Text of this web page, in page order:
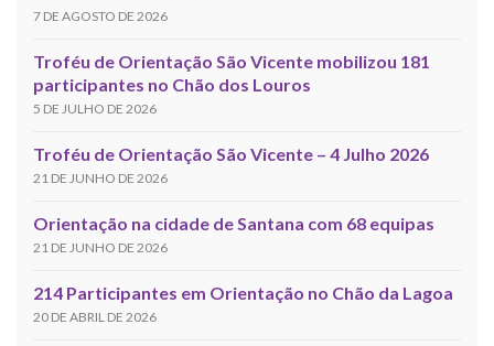
7 DE AGOSTO DE 2026
Troféu de Orientação São Vicente mobilizou 181
participantes no Chão dos Louros
5 DE JULHO DE 2026
Troféu de Orientação São Vicente – 4 Julho 2026
21 DE JUNHO DE 2026
Orientação na cidade de Santana com 68 equipas
21 DE JUNHO DE 2026
214 Participantes em Orientação no Chão da Lagoa
20 DE ABRIL DE 2026